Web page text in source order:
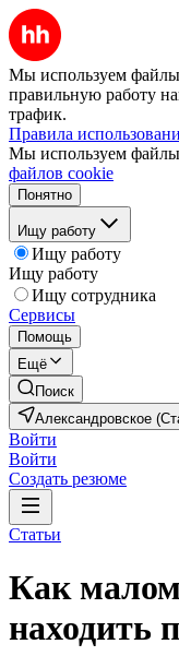
Мы используем файлы
правильную работу
трафик.
Правила
Мы используем
файлов cookie
Понятно
Ищу работу
Ищу работу
Ищу работу
Ищу сотрудника
Сервисы
Помощь
Ещё
Поиск
Александровское
Войти
Войти
Создать резюме
Статьи
Как
находить